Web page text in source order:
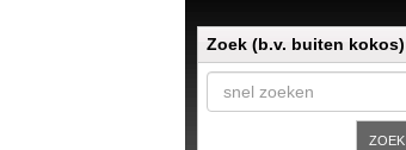
Zoek (b.v. buiten kokos)
ZOEK